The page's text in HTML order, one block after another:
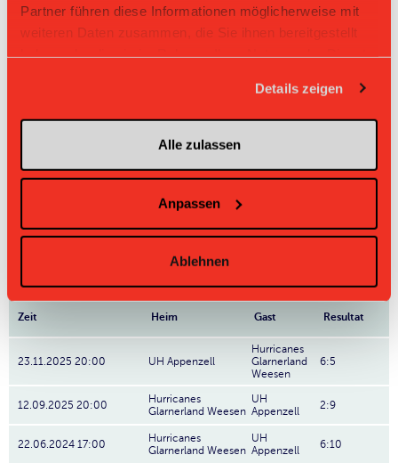
Partner führen diese Informationen möglicherweise mit
weiteren Daten zusammen, die Sie ihnen bereitgestellt
Details zeigen
Alle zulassen
Anpassen
Ablehnen
Marco Solenthaler
Michael Inauen
10 Fabian Rusch
Nr: Nummer
Zeit Heim Gast Resultat
23.11.2025 20:00 UH Appenzell
Hurricanes
Glarnerland
Weesen
6:5
12.09.2025 20:00
Hurricanes
Glarnerland Weesen
UH
Appenzell
2:9
22.06.2024 17:00
Hurricanes
Glarnerland Weesen
UH
Appenzell
6:10